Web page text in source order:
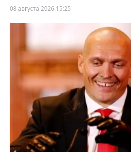
08 августа 2026 15:25